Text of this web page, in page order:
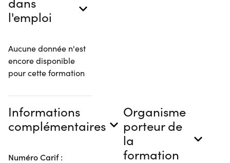
l'emploi
Aucune donnée n'est
encore disponible
pour cette formation
Informations
complémentaires
Numéro Carif :
Organisme
porteur de
la
formation